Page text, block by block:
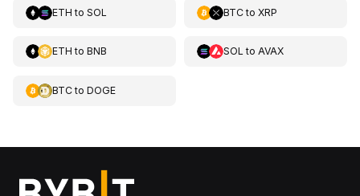
ETH to SOL BTCto XRP
ETH to BNB SOL to AVAX
BTCto DOGE